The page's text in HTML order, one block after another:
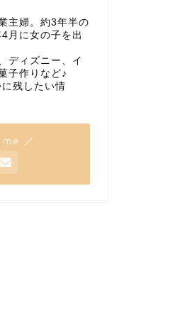
主婦。約3年半の
月に女の子を出
ディズニー、イ
子作りなど♪
残したい情
／